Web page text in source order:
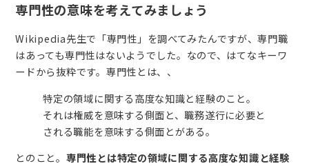
専門性の意味を考えてみましょう
Wikipedia先生で「専門性」を調べてみたんですが、専門職
はあっても専門性はないようでした。なので、はてなキーワ
ードから抜粋です。専門性とは、、
特定の領域に関する高度な知識と経験のこと。
それは権威を意味する側面と、職務遂行に必要と
される職能を意味する側面とがある。
とのこと。 専門性とは特定の領域に関する高度な知識と経験